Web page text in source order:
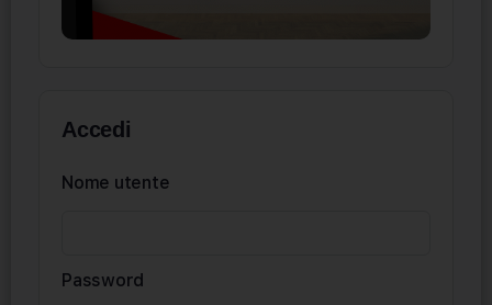
Accedi
Nome utente
Password